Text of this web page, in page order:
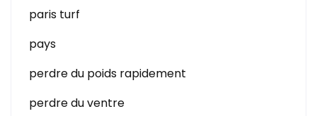
paris turf
pays
perdre du poids rapidement
perdre du ventre